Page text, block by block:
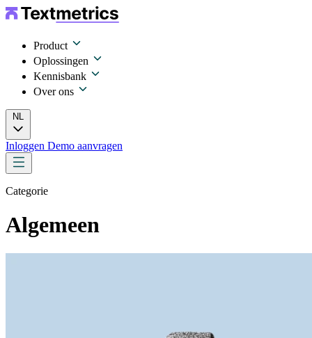
Product
Oplossingen
Kennisbank
Over ons
NL
Inloggen Demo aanvragen
Categorie
Algemeen